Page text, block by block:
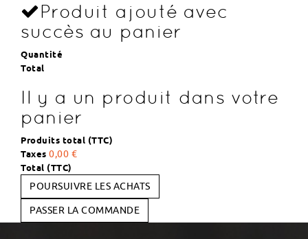
Produit ajouté avec
succès au panier
Quantité
Total
Il y a un produit dans votre
panier
Produits total (TTC)
Taxes 0,00 €
Total (TTC)
POURSUIVRE LES ACHATS
PASSER LA COMMANDE